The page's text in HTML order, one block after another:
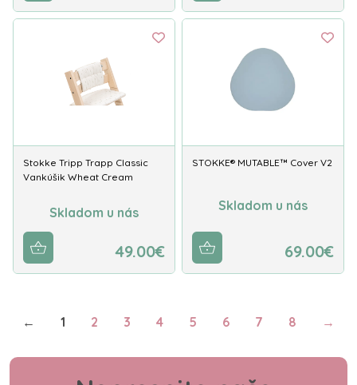
Stokke Tripp Trapp Classic
Vankúšik Wheat Cream
Skladom u nás
49.00€
STOKKE® MUTABLE™ Cover V2
Skladom u nás
69.00€
← 1 2 3 4 5 6 7 8 →